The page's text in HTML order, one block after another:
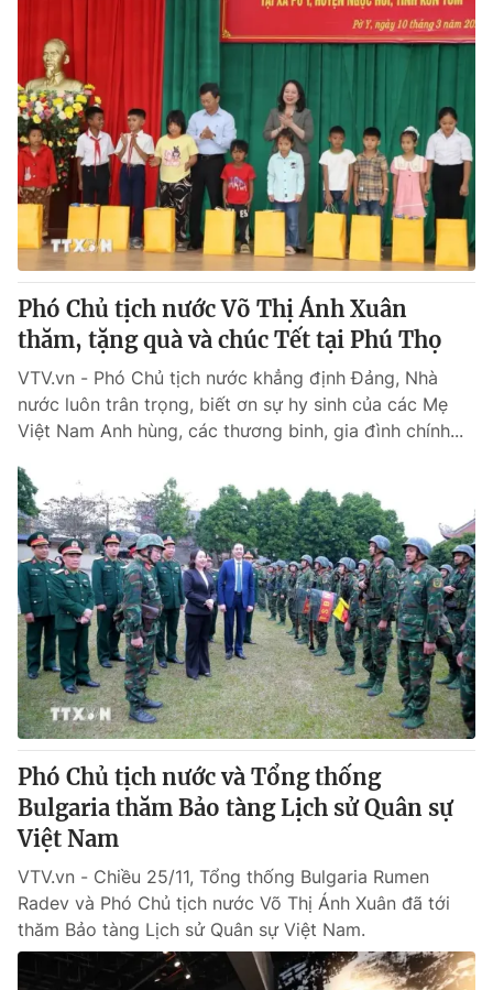
Phó Chủ tịch nước Võ Thị Ánh Xuân
thăm, tặng quà và chúc Tết tại Phú Thọ
VTV.vn - Phó Chủ tịch nước khẳng định Đảng, Nhà
nước luôn trân trọng, biết ơn sự hy sinh của các Mẹ
Việt Nam Anh hùng, các thương binh, gia đình chính...
Phó Chủ tịch nước và Tổng thống
Bulgaria thăm Bảo tàng Lịch sử Quân sự
Việt Nam
VTV.vn - Chiều 25/11, Tổng thống Bulgaria Rumen
Radev và Phó Chủ tịch nước Võ Thị Ánh Xuân đã tới
thăm Bảo tàng Lịch sử Quân sự Việt Nam.